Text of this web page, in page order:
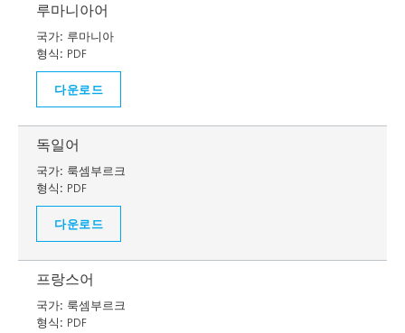
루마니아어
국가: 루마니아
형식: PDF
다운로드
독일어
국가: 룩셈부르크
형식: PDF
다운로드
프랑스어
국가: 룩셈부르크
형식: PDF